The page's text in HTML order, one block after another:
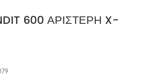
600 ΑΡΙΣΤΕΡΗ X-